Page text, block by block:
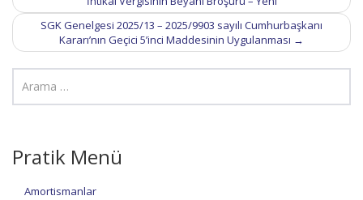
SGK Genelgesi 2025/13 – 2025/9903 sayılı Cumhurbaşkanı
Kararı’nın Geçici 5’inci Maddesinin Uygulanması →
Pratik Menü
Amortismanlar